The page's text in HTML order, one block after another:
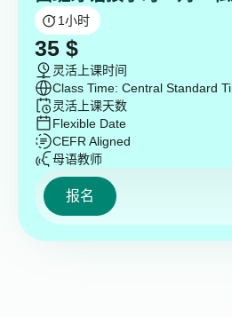
1小时
35 $
灵活上课时间
Class Time: Central Standard
灵活上课天数
Flexible Date
CEFR Aligned
母语教师
报名